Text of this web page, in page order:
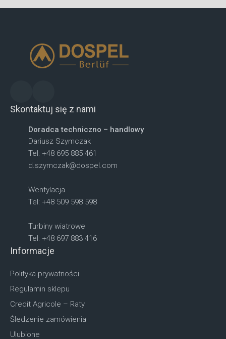
Skontaktuj się z nami
Doradca techniczno – handlowy
Dariusz Szymczak
Tel: +48 695 885 461
d.szymczak@dospel.com
Wentylacja
Tel: +48 509 598 598
Turbiny wiatrowe
Tel: +48 697 883 416
Informacje
Polityka prywatności
Regulamin sklepu
Credit Agricole – Raty
Śledzenie zamówienia
Ulubione